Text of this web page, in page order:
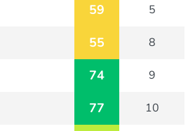
59 5
55 8
74 9
77 10